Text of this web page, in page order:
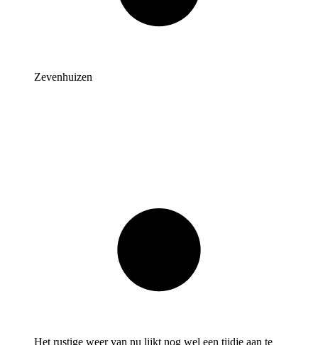
Zevenhuizen
Het rustige weer van nu lijkt nog wel een tijdje aan te